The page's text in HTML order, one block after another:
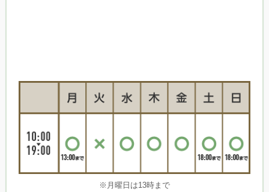
※月曜日は13時まで